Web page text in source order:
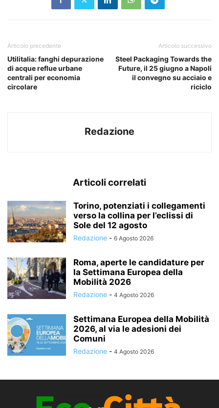
Articolo precedente
Utilitalia: fanghi depurazione
di acque reflue urbane
centrali per economia
circolare
Articolo successivo
Steel Packaging Towards the
Future, il 25 giugno a Napoli
il convegno su acciaio e
riciclo
Redazione
Articoli correlati
Torino, potenziati i collegamenti
verso la collina per l’eclissi di
Sole del 12 agosto
Redazione - 6 Agosto 2026
Roma, aperte le candidature per
la Settimana Europea della
Mobilità 2026
Redazione - 4 Agosto 2026
Settimana Europea della Mobilità
2026, al via le adesioni dei
Comuni
Redazione - 4 Agosto 2026